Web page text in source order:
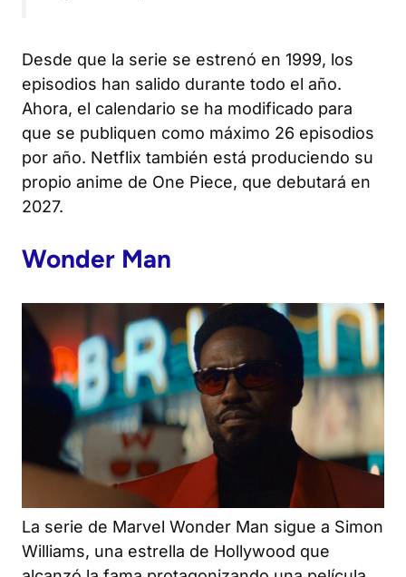
Desde que la serie se estrenó en 1999, los
episodios han salido durante todo el año.
Ahora, el calendario se ha modificado para
que se publiquen como máximo 26 episodios
por año. Netflix también está produciendo su
propio anime de One Piece, que debutará en
2027.
Wonder Man
La serie de Marvel Wonder Man sigue a Simon
Williams, una estrella de Hollywood que